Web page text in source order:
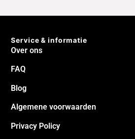
Service & informatie
Over ons
FAQ
Blog
Algemene voorwaarden
Privacy Policy